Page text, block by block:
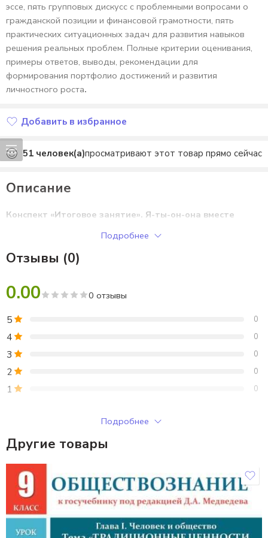
эссе, пять групповых дискусс с проблемными вопросами о
гражданской позиции и финансовой грамотности, пять
практических ситуационных задач для развития навыков
решения реальных проблем. Полные критерии оценивания,
примеры ответов, выводы, рекомендации для
формирования портфолио достижений и развития
личностного роста.
Добавить в избранное
Добавлено в избранное
51 человек(а)просматривают этот товар прямо сейчас
Описание
Конспект «Итоговое занятие». Я-ты-он-она вместе
Подробнее
Отзывы (0)
0.00 0 отзывы
5 0
4 0
3 0
2 0
1 0
Только зарегистрированные клиенты, купившие этот товар,
могут публиковать отзывы.
Отзывы
Отзывов пока нет.
Подробнее
Другие товары